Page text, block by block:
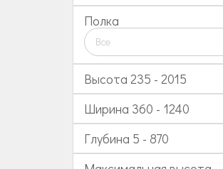
Полка
Все
Высота 235 - 2015
Ширина 360 - 1240
Глубина 5 - 870